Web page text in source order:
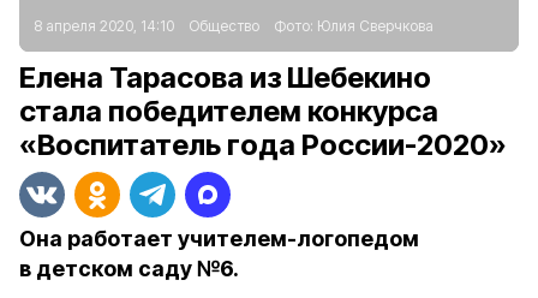
8 апреля 2020, 14:10 Общество Фото: Юлия Сверчкова
Елена Тарасова из Шебекино
стала победителем конкурса
«Воспитатель года России-2020»
Она работает учителем-логопедом
в детском саду №6.